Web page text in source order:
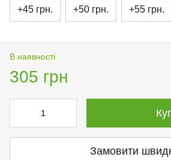
+45 грн. +50 грн. +55 грн.
В наявності
305 грн
Замовити